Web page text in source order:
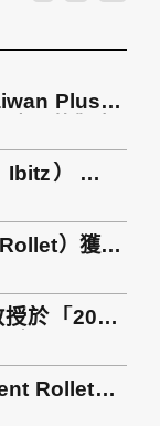
Plus訪
面的觀察
）獲得
）獲得
於「2019
譯
Rollet 於
(Scopus)